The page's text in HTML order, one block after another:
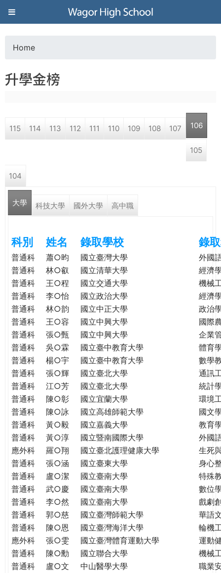
Jump to navigation
葳
格
高
學
際．
格。
民。
WAGOR
TODAY
THE
WORLD
TOMORROW
PUTTING
YOU
ON
THE
PATH
GLOBAL
CITIZENSHIP
o
a
e
h
r
e
Home
升學金榜
115 114 113 112 111 110 109 108 107 106
105
104
大學 科技大學 國外大學 高中職
科別 姓名 錄取學校 錄
普通科 蕭○昀 國立臺灣大學
外國
普通科
林○叡 國立清華大學
經濟
普通科
王○程 國立交通大學
機械
普通科
李○怡 國立政治大學
經濟
普通科
林○韵 國立中正大學
政治
普通科
王○容 國立中興大學
國際
普通科
張○甄 國立中興大學
企業
普通科
吳○霖 國立臺中教育大學
體育
普通科
楊○宇 國立臺中教育大學
數學
普通科
張○輝 國立臺北大學
通訊
普通科
江○芳 國立臺北大學
統計
普通科
陳○彰 國立宜蘭大學
環境
普通科
陳○詠 國立高雄師範大學
國文
普通科
黃○毅 國立嘉義大學
教育
普通科
黃○淳 國立暨南國際大學
外國
應外科
羅○翔 國立臺北護理健康大學
生死
普通科
張○涵 國立臺東大學
身心
普通科
盧○潔 國立臺南大學
特殊
普通科
武○慶 國立臺南大學
數位
普通科
李○然 國立臺南大學
戲劇
普通科
郭○慈 國立臺灣師範大學
華語
普通科
陳○恩 國立臺灣海洋大學
輪機
應外科
張○雯 國立臺灣體育運動大學
運動
普通科
陳○勳 國立聯合大學
機械
普通科
盧○文 中山醫學大學
職業